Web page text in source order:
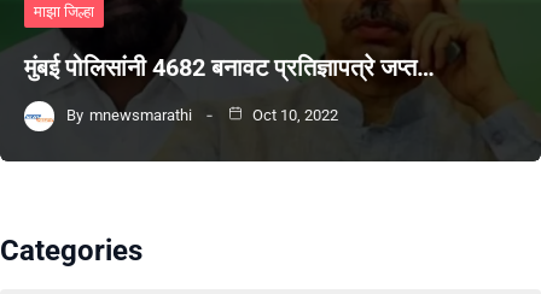
माझा जिल्हा
मुंबई पोलिसांनी 4682 बनावट प्रतिज्ञापत्रे जप्त…
By mnewsmarathi Oct 10, 2022
Categories